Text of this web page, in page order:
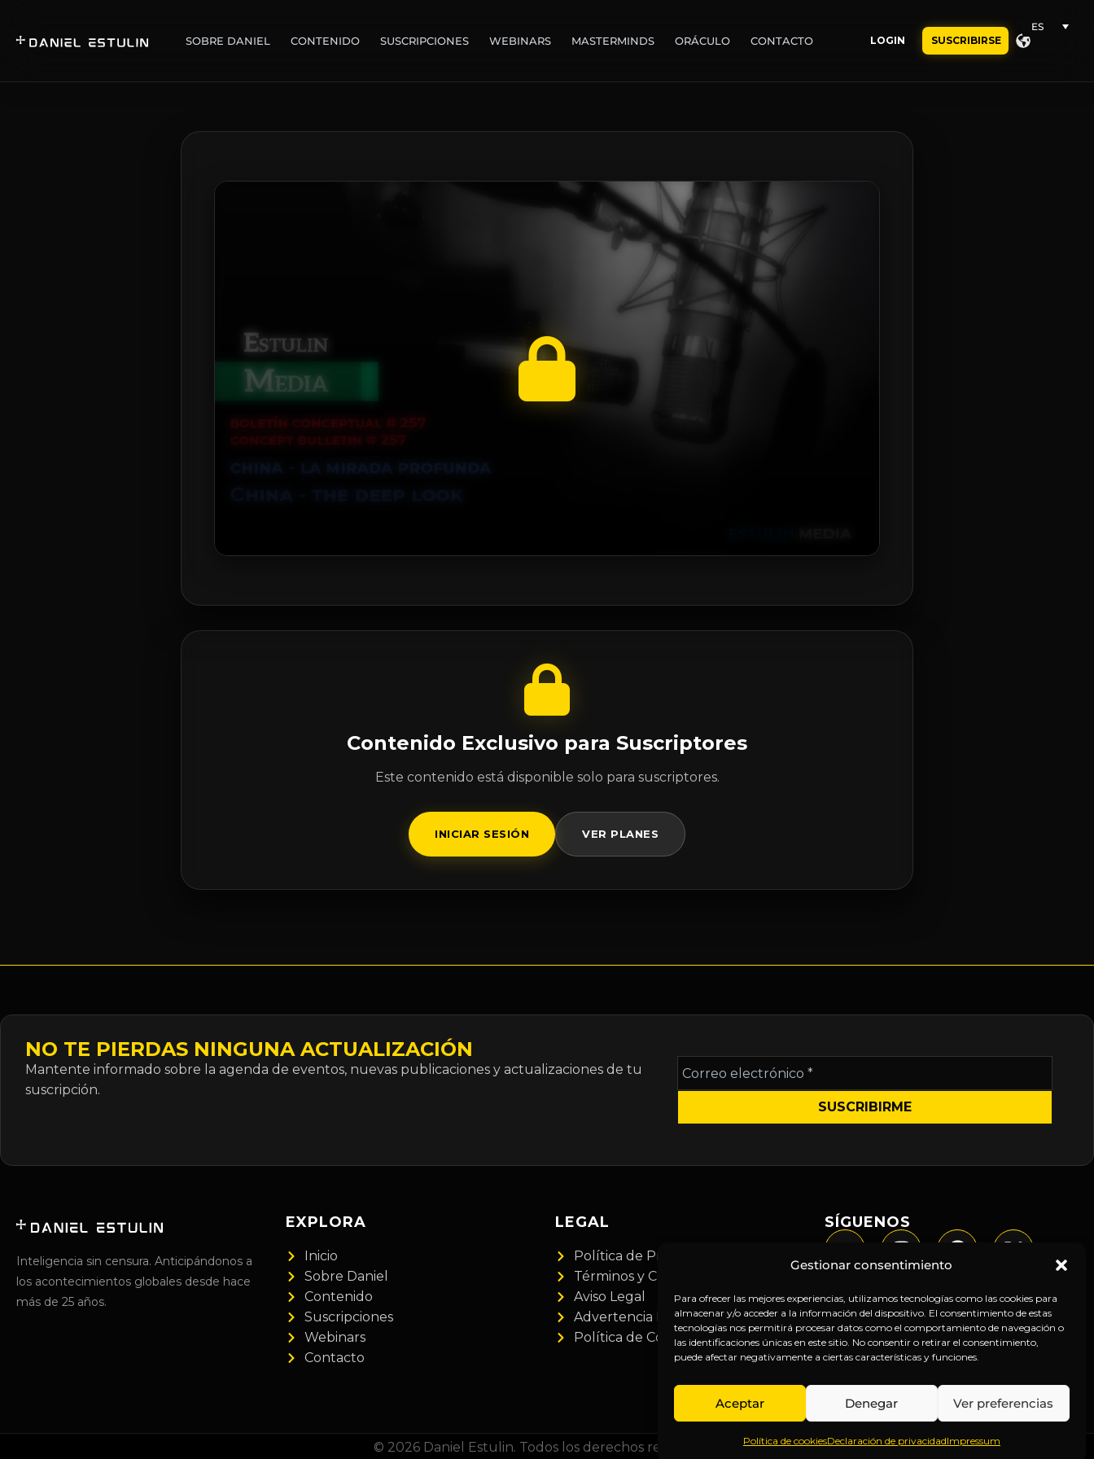
Gestionar consentimiento
Para ofrecer las mejores experiencias, utilizamos tecnologías como las cookies para
almacenar y/o acceder a la información del dispositivo. El consentimiento de estas
tecnologías nos permitirá procesar datos como el comportamiento de navegación o
las identificaciones únicas en este sitio. No consentir o retirar el consentimiento,
puede afectar negativamente a ciertas características y funciones.
Aceptar Denegar Ver preferencias
Política de cookiesDeclaración de privacidadImpressum
SOBRE DANIEL CONTENIDO SUSCRIPCIONES WEBINARS MASTERMINDS ORÁCULO CONTACTO LOGIN SUSCRIBIRSE
ES
Contenido Exclusivo para Suscriptores
Este contenido está disponible solo para suscriptores.
INICIAR SESIÓN VER PLANES
NO TE PIERDAS NINGUNA ACTUALIZACIÓN
Mantente informado sobre la agenda de eventos, nuevas publicaciones y actualizaciones de tu
suscripción.
Correo
electrónico
*
Inteligencia sin censura. Anticipándonos a
los acontecimientos globales desde hace
más de 25 años.
EXPLORA
Inicio
Sobre Daniel
Contenido
Suscripciones
Webinars
Contacto
LEGAL
Política de Privacidad
Términos y Condiciones
Aviso Legal
Advertencia Financiera
Política de Cookies
SÍGUENOS
© 2026 Daniel Estulin. Todos los derechos reservados.